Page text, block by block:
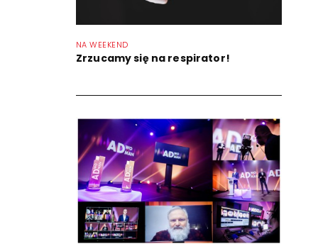
NA WEEKEND
Zrzucamy się na respirator!